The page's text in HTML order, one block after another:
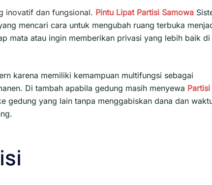
inovatif dan fungsional. Pintu Lipat Partisi Samowa
mencari cara untuk mengubah ruang terbuka
mata atau ingin memberikan privasi yang lebih baik di
karena memiliki kemampuan multifungsi sebagai
Di tambah apabila gedung masih menyewa
gedung yang lain tanpa menggabiskan dana dan